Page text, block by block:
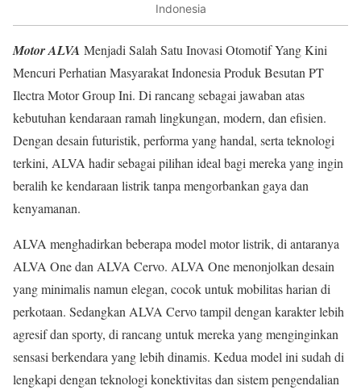
Indonesia
Motor ALVA Menjadi Salah Satu Inovasi Otomotif Yang Kini
Mencuri Perhatian Masyarakat Indonesia Produk Besutan PT
Ilectra Motor Group Ini. Di rancang sebagai jawaban atas
kebutuhan kendaraan ramah lingkungan, modern, dan efisien.
Dengan desain futuristik, performa yang handal, serta teknologi
terkini, ALVA hadir sebagai pilihan ideal bagi mereka yang ingin
beralih ke kendaraan listrik tanpa mengorbankan gaya dan
kenyamanan.
ALVA menghadirkan beberapa model motor listrik, di antaranya
ALVA One dan ALVA Cervo. ALVA One menonjolkan desain
yang minimalis namun elegan, cocok untuk mobilitas harian di
perkotaan. Sedangkan ALVA Cervo tampil dengan karakter lebih
agresif dan sporty, di rancang untuk mereka yang menginginkan
sensasi berkendara yang lebih dinamis. Kedua model ini sudah di
lengkapi dengan teknologi konektivitas dan sistem pengendalian